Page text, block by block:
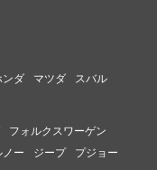
ンダ マツダ
スバル
フォルクスワーゲン
ノー ジープ プジョー